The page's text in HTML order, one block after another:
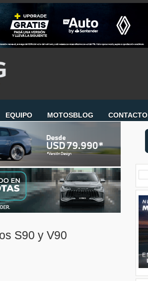
EQUIPO MOTOSBLOG CONTACTO
S90 y V90